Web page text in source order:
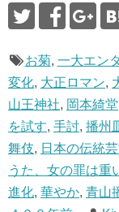
い
ィ
ウ
で
き
ま
す
)
し
て
く
い
(
新
し
い
ウ
ィ
ン
ド
ウ
で
開
き
す
)
お菊, 一大エン
変化, 大正ロマン,
山王神社, 岡本綺堂
を試す, 手討, 播州
舞伎, 日本の伝統
うた、女の罪は重
進化, 華やか, 青山